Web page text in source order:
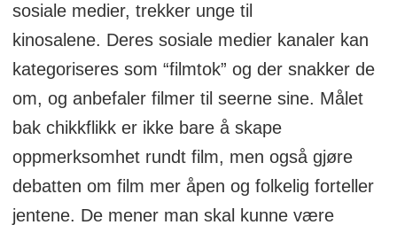
sosiale medier, trekker unge til
kinosalene. Deres sosiale medier kanaler kan
kategoriseres som “filmtok” og der snakker de
om, og anbefaler filmer til seerne sine. Målet
bak chikkflikk er ikke bare å skape
oppmerksomhet rundt film, men også gjøre
debatten om film mer åpen og folkelig forteller
jentene. De mener man skal kunne være